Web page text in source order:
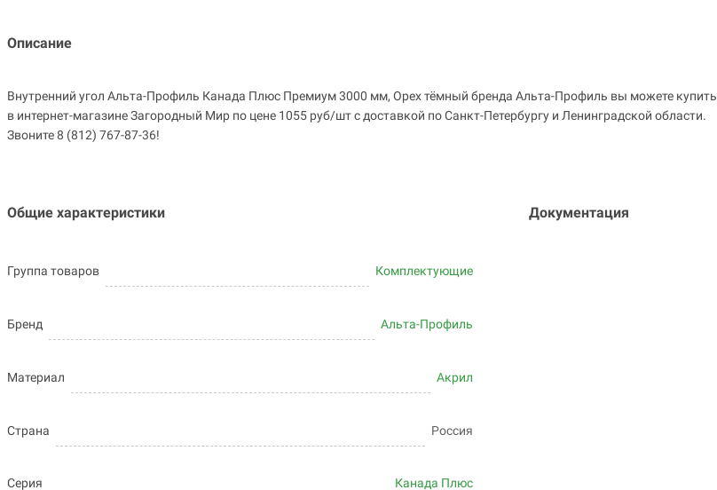
Описание
Внутренний угол Альта-Профиль Канада Плюс Премиум 3000 мм, Орех тёмный бренда Альта-Профиль вы можете купить
в интернет-магазине Загородный Мир по цене 1055 руб/шт с доставкой по Санкт-Петербургу и Ленинградской области.
Звоните 8 (812) 767-87-36!
Общие характеристики
Группа товаров Комплектующие
Бренд Альта-Профиль
Материал Акрил
Страна Россия
Серия Канада Плюс
Документация